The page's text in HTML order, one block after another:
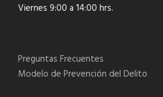
Viernes 9:00 a 14:00 hrs.
Preguntas Frecuentes
Modelo de Prevención del Delito